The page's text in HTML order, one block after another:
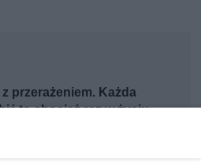
przerażeniem. Każda
to chociaż raz w życiu